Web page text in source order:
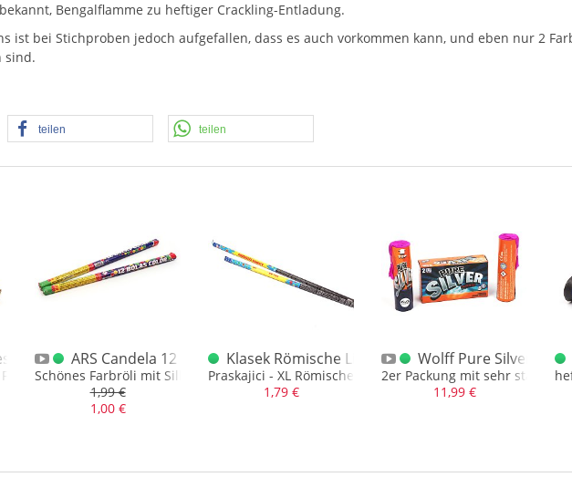
Bengalflamme zu heftiger Crackling-Entladung.
ist bei Stichproben jedoch aufgefallen, dass es auch vorkommen kann, und eben nur 2
sind.
teilen teilen
XXL ARS Candela 12 Bolas Color
Schönes Farbröli mit Silberschweif
1,99 €
1,00 €
Klasek Römische Lichter Crackling Komety 20S.
Praskajici - XL Römisches Licht mit Goldschweif und
1,79 €
Wolff Pure Silver 2er
2er Packung mit sehr starken
11,99 €